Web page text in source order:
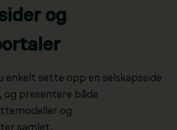
og
enkelt sette opp en selskapsside
presentere både
og
samlet.